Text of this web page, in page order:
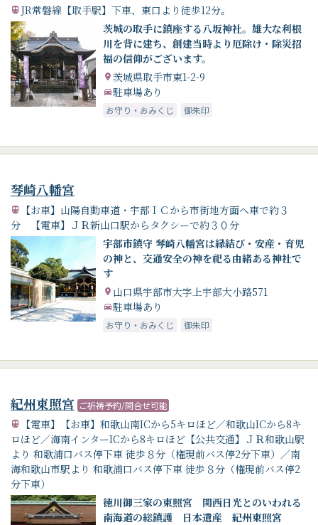
JR常磐線【取手駅】下車、東口より徒歩12分。
茨城の取手に鎮座する八坂神社。雄大な利根
川を背に建ち、創建当時より厄除け・除災招
福の信仰がございます。
茨城県取手市東1-2-9
駐車場あり
お守り・おみくじ 御朱印
琴崎八幡宮
【お車】山陽自動車道・宇部ＩＣから市街地方面へ車で約３
分 【電車】ＪＲ新山口駅からタクシーで約３０分
宇部市鎮守 琴崎八幡宮は縁結び・安産・育児
の神と、交通安全の神を祀る由緒ある神社で
す
山口県宇部市大字上宇部大小路571
駐車場あり
お守り・おみくじ 御朱印
紀州東照宮 ご祈祷予約/問合せ可能
【電車】【お車】和歌山南ICから5キロほど／和歌山ICから8キ
ロほど／海南インターICから8キロほど【公共交通】ＪＲ和歌山駅
より 和歌浦口バス停下車 徒歩８分（権現前バス停2分下車）／南
海和歌山市駅より 和歌浦口バス停下車 徒歩８分（権現前バス停2
分下車）
徳川御三家の東照宮 関西日光とのいわれる
南海道の総鎮護 日本遺産 紀州東照宮